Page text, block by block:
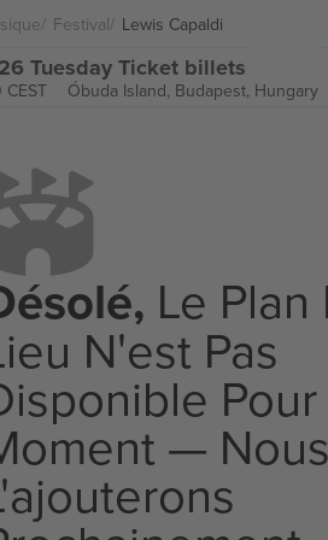
Festival Lewis Capaldi
Tuesday Ticket billets
CEST Óbuda Island, Budapest, Hungary
Le Plan
N'est Pas
Pour
— Nous